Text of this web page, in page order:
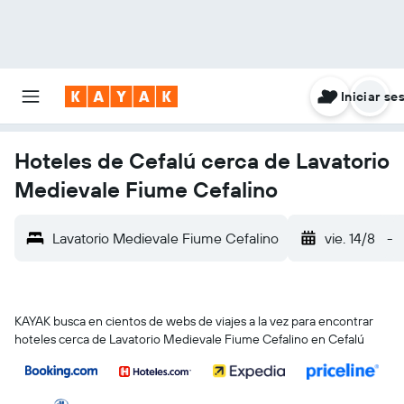
Iniciar
Hoteles de Cefalú cerca de Lavatorio
Medievale Fiume Cefalino
Lavatorio Medievale Fiume Cefalino vie. 14/8 -
KAYAK busca en cientos de webs de viajes a la vez para encontrar
hoteles cerca de Lavatorio Medievale Fiume Cefalino en Cefalú